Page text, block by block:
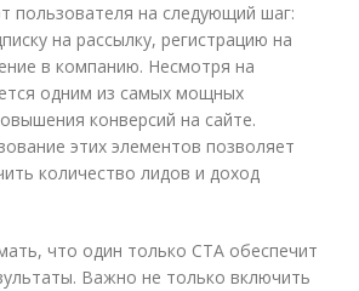
пользователя на следующий шаг:
на рассылку, регистрацию на
в компанию. Несмотря на
одним из самых мощных
конверсий на сайте.
этих элементов позволяет
количество лидов и доход
что один только CTA обеспечит
Важно не только включить